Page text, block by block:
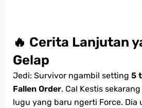
🔥 Cerita Lanjutan
Gelap
Jedi: Survivor ngambil setting 5
Fallen Order. Cal Kestis
lugu yang baru ngerti Force. Dia